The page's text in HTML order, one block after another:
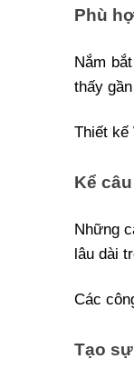
Phù
Nắm
thấy
Thiết kế
Kể
Những
lâu dài
Các
Tạo